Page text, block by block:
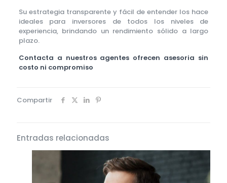
Su estrategia transparente y fácil de entender los hace
ideales para inversores de todos los niveles de
experiencia, brindando un rendimiento sólido a largo
plazo.
Contacta a nuestros agentes ofrecen asesoria sin
costo ni compromiso
Compartir
Entradas relacionadas